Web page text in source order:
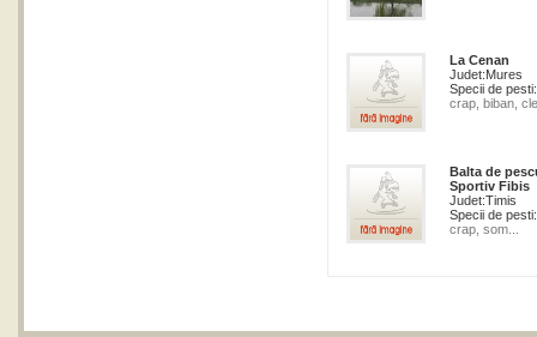
La Cenan
Judet:Mures
Specii de pesti:
crap, biban,
Balta de
Sportiv Fibis
Judet:Timis
Specii de pesti:
crap, som...